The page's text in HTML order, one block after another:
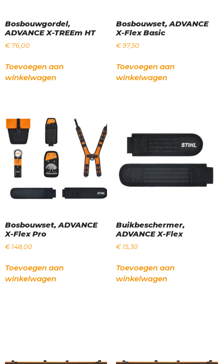
Bosbouwgordel,
ADVANCE X-TREEm HT
€76,00
Toevoegen aan
winkelwagen
Bosbouwset, ADVANCE
X-Flex Basic
€97,50
Toevoegen aan
winkelwagen
Bosbouwset, ADVANCE
X-Flex Pro
€148,00
Toevoegen aan
winkelwagen
Buikbeschermer,
ADVANCE X-Flex
€15,30
Toevoegen aan
winkelwagen